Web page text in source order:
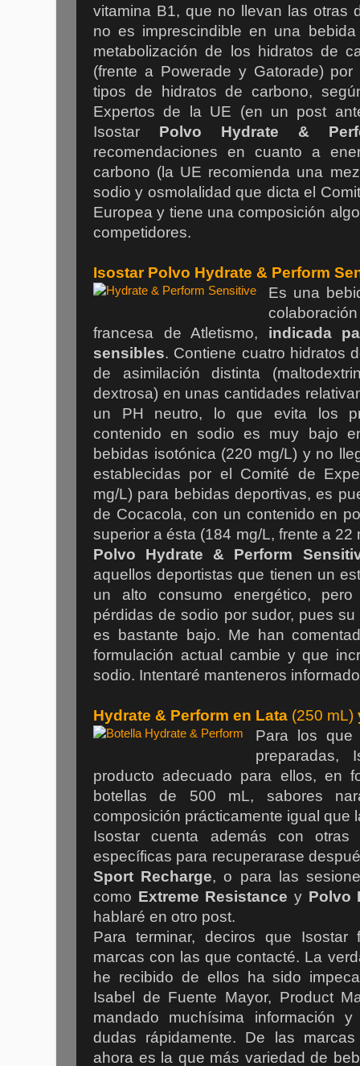
vitamina B1, que no llevan las otras
no es imprescindible en una
metabolización de los hidratos de
(frente a Powerade y Gatorade)
tipos de hidratos de carbono,
Expertos de la UE (en un post
Isostar Polvo Hydrate &
recomendaciones en cuanto a
carbono (la UE recomienda una
sodio y osmolalidad que dicta el
Europea y tiene una composición
competidores.
Isostar Polvo Hydrate & Perform
Es una
francesa de Atletismo, indicada
sensibles. Contiene cuatro hidratos
de asimilación distinta
dextrosa) en unas cantidades
un PH neutro, lo que evita los
contenido en sodio es muy bajo
bebidas isotónica (220 mg/L) y no
establecidas por el Comité de
mg/L) para bebidas deportivas, es
de Cocacola, con un contenido en
superior a ésta (184 mg/L, frente a
Polvo Hydrate & Perform
aquellos deportistas que tienen un
un alto consumo energético,
pérdidas de sodio por sudor, pues
es bastante bajo. Me han
formulación actual cambie y que
sodio. Intentaré manteneros
Hydrate & Perform en Lata (250 mL)
Para los que
preparadas,
producto adecuado para ellos, en
botellas de 500 mL, sabores
composición prácticamente igual que
Isostar cuenta además con otras
específicas para recuperarase
Sport Recharge, o para las
como Extreme Resistance y Polvo
hablaré en otro post.
Para terminar, deciros que
marcas con las que contacté. La
he recibido de ellos ha sido
Isabel de Fuente Mayor, Product
mandado muchísima información
dudas rápidamente. De las
ahora es la que más variedad de